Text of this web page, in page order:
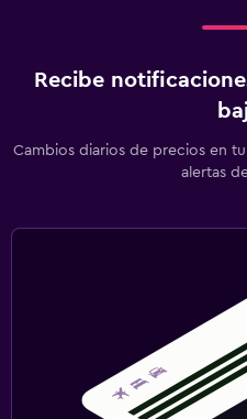
Recibe
Cambios diarios de precios en
alertas